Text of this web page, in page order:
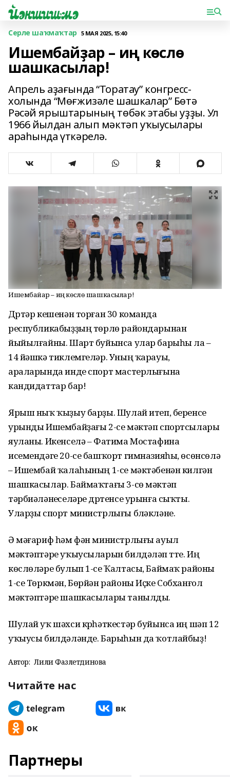
Серле шаҡмаҡтар 5 МАЯ 2025, 15:40
Ишембайҙар – иң көслө
шашкасылар!
Апрель аҙағында “Торатау” конгресс-
холында “Мөғжизәле шашкалар” Бөтә
Рәсәй ярыштарының төбәк этабы уҙҙы. Ул
1966 йылдан алып мәктәп уҡыусылары
араһында үткәрелә.
Ишембайҙар – иң көслө шашкасылар!
Дүртәр кешенән торған 30 команда
республикабыҙҙың төрлө райондарынан
йыйылғайны. Шарт буйынса улар барыһы ла –
14 йәшкә тиклемгеләр. Уның ҡарауы,
араларында инде спорт мастерлығына
кандидаттар бар!
Ярыш ныҡ ҡыҙыу барҙы. Шулай итеп, беренсе
урынды Ишембайҙағы 2-се мәктәп спортсылары
яуланы. Икенселә – Фатима Мостафина
исемендәге 20-се башҡорт гимназияһы, өсөнсөлә
– Ишембай ҡалаһының 1-се мәктәбенән килгән
шашкасылар. Баймаҡтағы 3-сө мәктәп
тәрбиәләнеүселәре дүртенсе урынға сыҡты.
Уларҙы спорт министрлығы бүләкләне.
Ә мәғариф һәм фән министрлығы ауыл
мәктәптәре уҡыусыларын билдәләп үтте. Иң
көслөләре булып 1-се Ҡалтасы, Баймаҡ районы
1-се Төркмән, Бөрйән районы Иҫке Собханғол
мәктәптәре шашкасылары танылды.
Шулай уҡ шәхси күрһәткестәр буйынса иң шәп 12
уҡыусы билдәләнде. Барыһын да ҡотлайбыҙ!
Автор: Лилиә Фазлетдинова
Читайте нас
Партнеры